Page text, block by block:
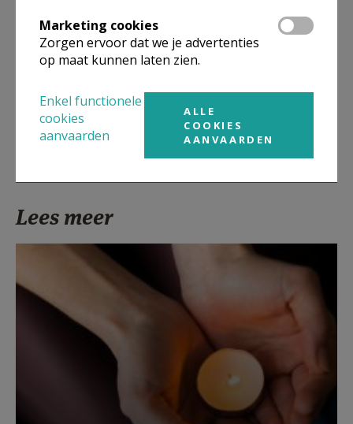
Deel dit artikel
Lees meer
Marketing cookies
Zorgen ervoor dat we je advertenties
op maat kunnen laten zien.
Enkel functionele
cookies
aanvaarden
ALLE
COOKIES
AANVAARDEN